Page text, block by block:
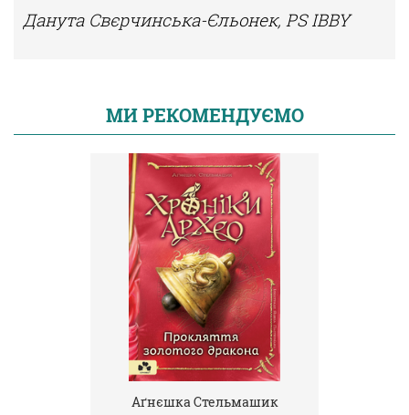
Данута Свєрчинська-Єльонек, PS IBBY
МИ РЕКОМЕНДУЄМО
Аґнєшка Стельмашик